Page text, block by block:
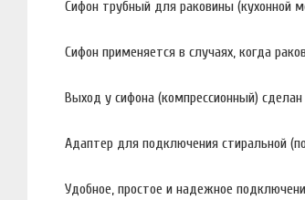
Сифон трубный для раковины (кухонной
Сифон применяется в случаях, когда
Выход у сифона (компрессионный)
Адаптер для подключения стиральной
Удобное, простое и надежное